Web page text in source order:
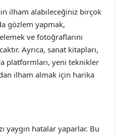
ilham alabileceğiniz birçok
gözlem yapmak,
ve fotoğraflarını
Ayrıca, sanat kitapları,
platformları, yeni teknikler
ilham almak için harika
yaygın hatalar yaparlar. Bu